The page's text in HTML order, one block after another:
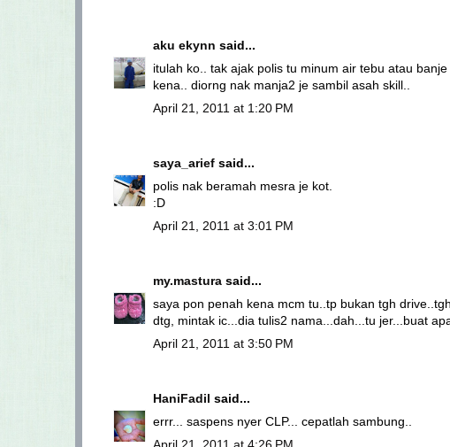
aku ekynn said...
itulah ko.. tak ajak polis tu minum air tebu atau
kena.. diorng nak manja2 je sambil asah skill..
April 21, 2011 at 1:20 PM
saya_arief said...
polis nak beramah mesra je kot.
:D
April 21, 2011 at 3:01 PM
my.mastura said...
saya pon penah kena mcm tu..tp bukan tgh
dtg, mintak ic...dia tulis2 nama...dah...tu jer...buat apa
April 21, 2011 at 3:50 PM
HaniFadil said...
errr... saspens nyer CLP... cepatlah sambung..